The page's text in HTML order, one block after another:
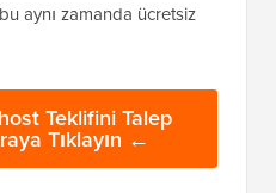
aynı zamanda ücretsiz
Teklifini Talep
Tıklayın ←